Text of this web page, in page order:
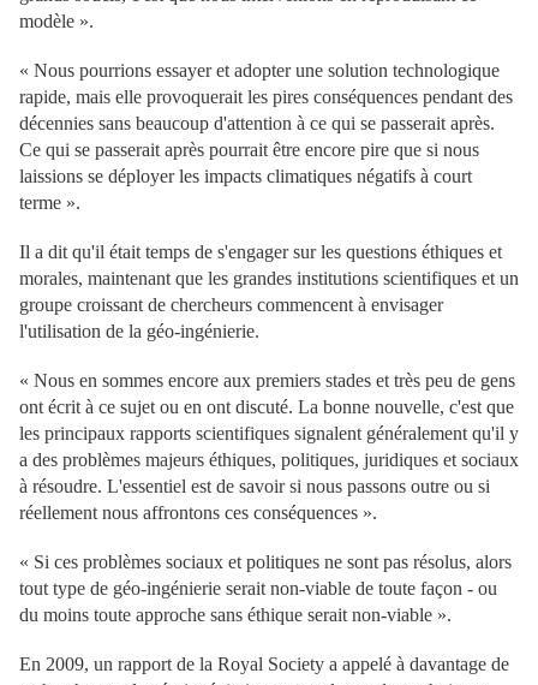
modèle ».
« Nous pourrions essayer et adopter une solution technologique
rapide, mais elle provoquerait les pires conséquences pendant des
décennies sans beaucoup d'attention à ce qui se passerait après.
Ce qui se passerait après pourrait être encore pire que si nous
laissions se déployer les impacts climatiques négatifs à court
terme ».
Il a dit qu'il était temps de s'engager sur les questions éthiques et
morales, maintenant que les grandes institutions scientifiques et un
groupe croissant de chercheurs commencent à envisager
l'utilisation de la géo-ingénierie.
« Nous en sommes encore aux premiers stades et très peu de gens
ont écrit à ce sujet ou en ont discuté. La bonne nouvelle, c'est que
les principaux rapports scientifiques signalent généralement qu'il y
a des problèmes majeurs éthiques, politiques, juridiques et sociaux
à résoudre. L'essentiel est de savoir si nous passons outre ou si
réellement nous affrontons ces conséquences ».
« Si ces problèmes sociaux et politiques ne sont pas résolus, alors
tout type de géo-ingénierie serait non-viable de toute façon - ou
du moins toute approche sans éthique serait non-viable ».
En 2009, un rapport de la Royal Society a appelé à davantage de